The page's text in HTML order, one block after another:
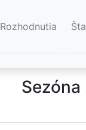
Rozhodnutia